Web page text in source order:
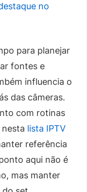
no
para planejar
fontes e
influencia o
das câmeras.
com rotinas
lista IPTV
referência
aqui não é
mas manter